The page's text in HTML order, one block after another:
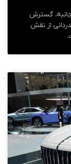
گسترش
از نقش